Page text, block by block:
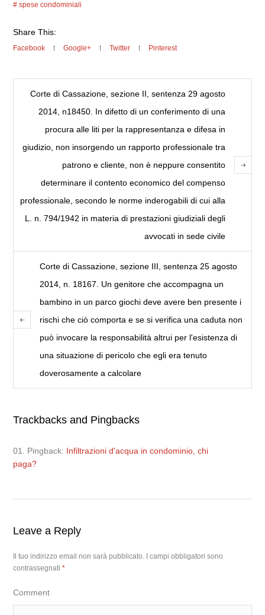
spese condominiali
Share This:
Facebook Google+ Twitter Pinterest
Corte di Cassazione, sezione II, sentenza 29 agosto
2014, n18450. In difetto di un conferimento di una
procura alle liti per la rappresentanza e difesa in
giudizio, non insorgendo un rapporto professionale tra
patrono e cliente, non è neppure consentito
determinare il contento economico del compenso
professionale, secondo le norme inderogabili di cui alla
L. n. 794/1942 in materia di prestazioni giudiziali degli
avvocati in sede civile
Corte di Cassazione, sezione III, sentenza 25 agosto
2014, n. 18167. Un genitore che accompagna un
bambino in un parco giochi deve avere ben presente i
rischi che ciò comporta e se si verifica una caduta non
può invocare la responsabilità altrui per l'esistenza di
una situazione di pericolo che egli era tenuto
doverosamente a calcolare
Trackbacks and Pingbacks
Pingback: Infiltrazioni d'acqua in condominio, chi
paga?
Leave a Reply
Il tuo indirizzo email non sarà pubblicato.
I campi obbligatori sono
contrassegnati*
Comment